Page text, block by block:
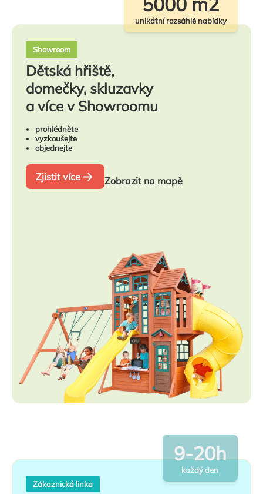
Showroom
Dětská hřiště,
domečky, skluzavky
a více v Showroomu
prohlédněte
vyzkoušejte
objednejte
Zjistit více Zobrazit na mapě
unikátní rozsáhlé nabídky
Zákaznická linka
9-20h
každý den